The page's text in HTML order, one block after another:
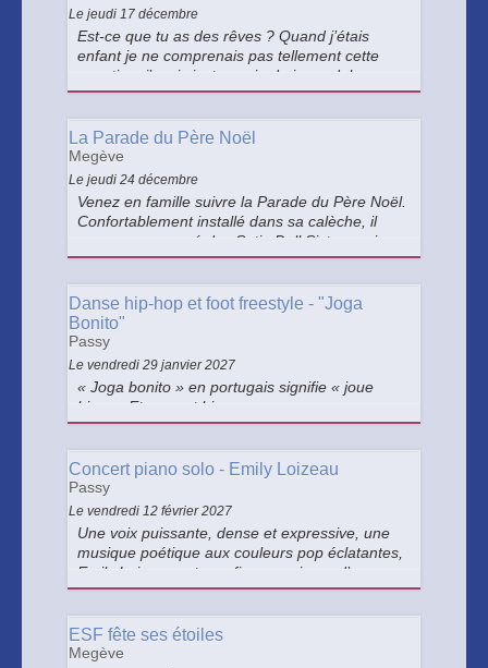
Le jeudi 17 décembre
Est-ce que tu as des rêves ? Quand j’étais
enfant je ne comprenais pas tellement cette
question, j’avais juste envie de jouer dehors
avec mes camarades… Avoir envie, être enVie,
suffisant ?
La Parade du Père Noël
Megève
Le jeudi 24 décembre
Venez en famille suivre la Parade du Père Noël.
Confortablement installé dans sa calèche, il
sera accompagné des Satin Doll Sisters qui
chanteront l'esprit de Noël.
Danse hip-hop et foot freestyle - "Joga
Bonito"
Passy
Le vendredi 29 janvier 2027
« Joga bonito » en portugais signifie « joue
bien ». Et ce sont bien ces prouesses
techniques et sportives vécues comme des
peuples et des nations.
Concert piano solo - Emily Loizeau
Passy
Le vendredi 12 février 2027
Une voix puissante, dense et expressive, une
musique poétique aux couleurs pop éclatantes,
Emily Loizeau est une figure majeure d’une
génération d’artistes qui mettent la chanson
que d’intégrité.
ESF fête ses étoiles
Megève